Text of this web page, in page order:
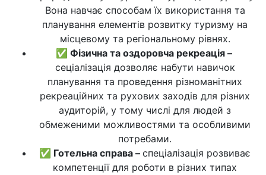
Вона навчає способам їх використання та
планування елементів розвитку туризму на
місцевому та регіональному рівнях.
✅ Фізична та оздоровча рекреація –
сеціалізація дозволяє набути навичок
планування та проведення різноманітних
рекреаційних та рухових заходів для різних
аудиторій, у тому числі для людей з
обмеженими можливостями та особливими
потребами.
✅ Готельна справа – спеціалізація розвиває
компетенції для роботи в різних типах